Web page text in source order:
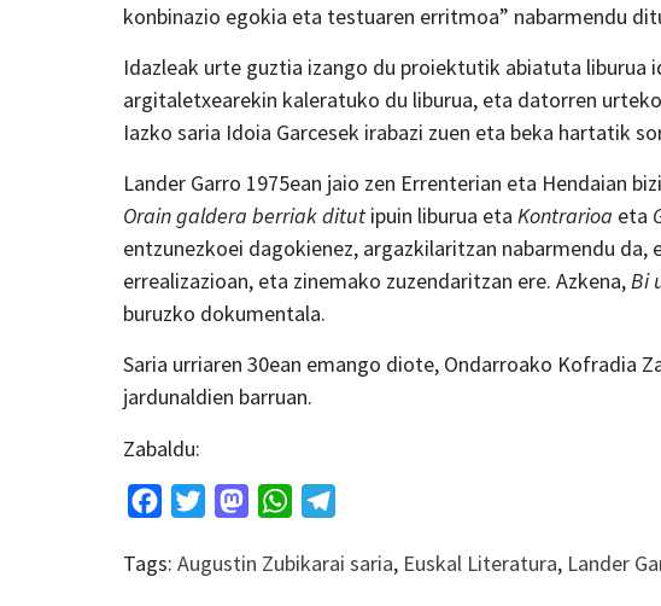
konbinazio egokia eta testuaren erritmoa” nabarmendu
Idazleak urte guztia izango du proiektutik abiatuta liburua
argitaletxearekin kaleratuko du liburua, eta datorren
Iazko saria Idoia Garcesek irabazi zuen eta beka hartatik
Lander Garro 1975ean jaio zen Errenterian eta Hendaian
Orain galdera berriak ditut ipuin liburua eta Kontrarioa eta
entzunezkoei dagokienez, argazkilaritzan nabarmendu
errealizazioan, eta zinemako zuzendaritzan ere. Azkena,Bi
buruzko dokumentala.
Saria urriaren 30ean emango diote, Ondarroako Kofradia
jardunaldien barruan.
Zabaldu:
FacebookTwitterMastodonWhatsApp
Tags: Augustin Zubikarai saria, Euskal Literatura, Lander